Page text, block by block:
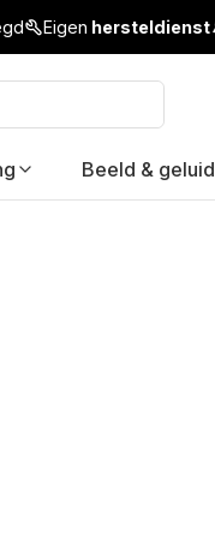
Eigen hersteldienst
Beeld & geluid